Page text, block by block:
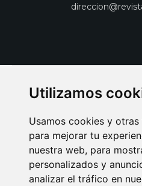
Utilizamos
Usamos cookies y
para mejorar tu
nuestra web, para
personalizados y
analizar el tráfico en
AVISO LEGAL POLITICA DE